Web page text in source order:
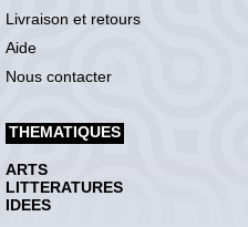
Livraison et retours
Aide
Nous contacter
THEMATIQUES
ARTS
LITTERATURES
IDEES